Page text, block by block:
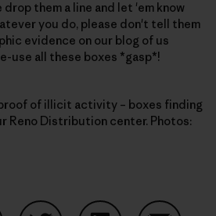
drop them a line and let 'em know
you do, please don't tell them
evidence on our blog of us
use all these boxes *gasp*!
of illicit activity – boxes finding
Reno Distribution center. Photos: